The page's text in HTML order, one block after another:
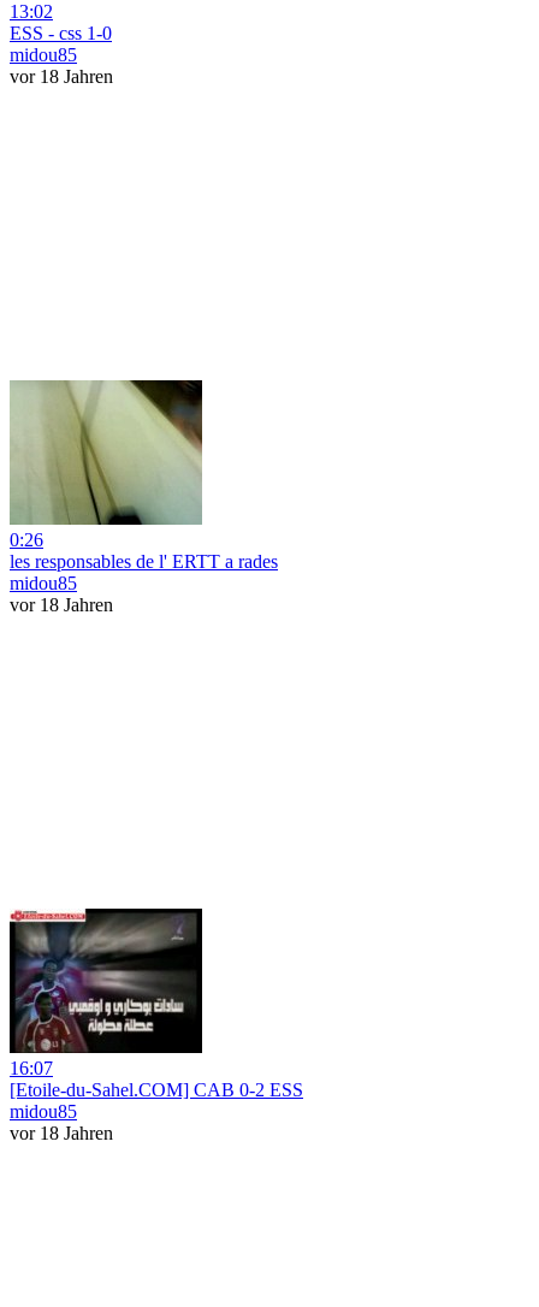
13:02
ESS - css 1-0
midou85
vor 18 Jahren
0:26
les responsables de l' ERTT a rades
midou85
vor 18 Jahren
16:07
[Etoile-du-Sahel.COM] CAB 0-2 ESS
midou85
vor 18 Jahren